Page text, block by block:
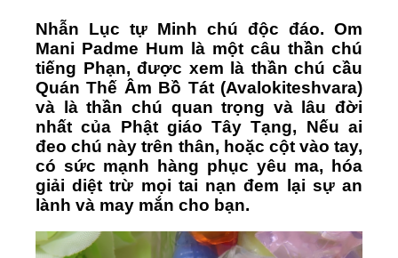
Nhẫn Lục tự Minh chú độc đáo. Om
Mani Padme Hum là một câu thần chú
tiếng Phạn, được xem là thần chú cầu
Quán Thế Âm Bồ Tát (Avalokiteshvara)
và là thần chú quan trọng và lâu đời
nhất của Phật giáo Tây Tạng, Nếu ai
đeo chú này trên thân, hoặc cột vào tay,
có sức mạnh hàng phục yêu ma, hóa
giải diệt trừ mọi tai nạn đem lại sự an
lành và may mắn cho bạn.